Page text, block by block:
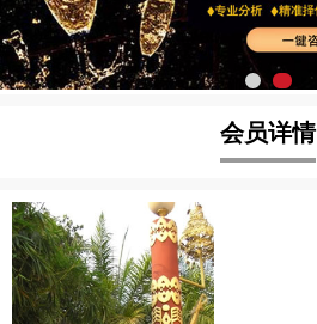
会员详情